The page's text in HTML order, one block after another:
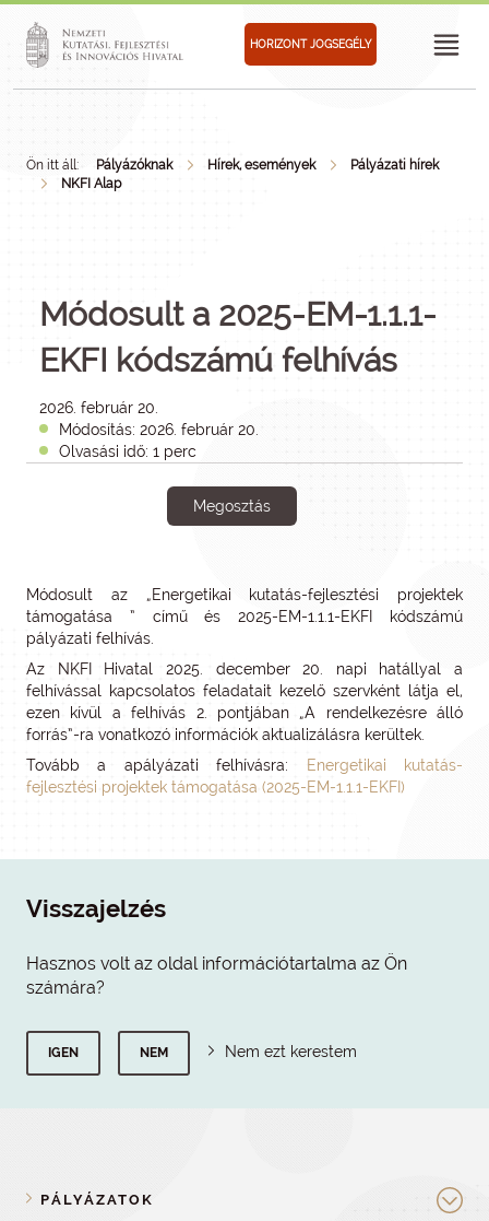
HORIZONT JOGSEGÉLY
Ön itt áll: Pályázóknak Hírek, események
Pályázati hírek
NKFI Alap
Módosult a 2025-EM-1.1.1-
EKFI kódszámú felhívás
2026. február 20.
Módosítás: 2026. február 20.
Olvasási idő: 1 perc
Megosztás
Módosult az „Energetikai kutatás-fejlesztési projektek
támogatása ” című és 2025-EM-1.1.1-EKFI kódszámú
pályázati felhívás.
Az NKFI Hivatal 2025. december 20. napi hatállyal a
felhívással kapcsolatos feladatait kezelő szervként látja el,
ezen kívül a felhívás 2. pontjában „A rendelkezésre álló
forrás”-ra vonatkozó információk aktualizálásra kerültek.
Tovább a apályázati felhívásra:
Energetikai kutatás-
fejlesztési projektek támogatása (2025-EM-1.1.1-EKFI)
Visszajelzés
Hasznos volt az oldal információtartalma az Ön
számára?
IGEN NEM Nem ezt kerestem
PÁLYÁZATOK